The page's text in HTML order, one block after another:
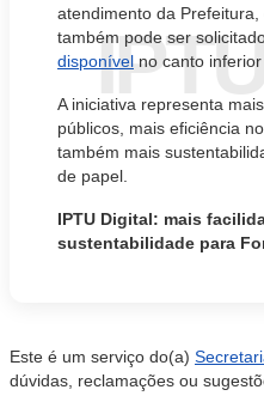
atendimento da
também pode ser
disponível no canto inferior
A iniciativa representa
públicos, mais eficiência
também mais
de papel.
IPTU Digital: mais
sustentabilidade para
Este é um serviço do(a)
dúvidas, reclamações ou